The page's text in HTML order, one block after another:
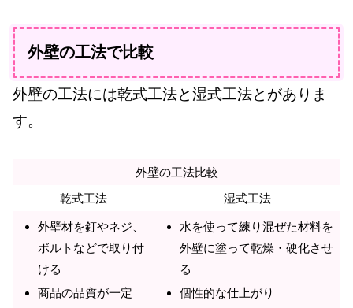
外壁の工法で比較
外壁の工法には乾式工法と湿式工法とがありま
す。
外壁の工法比較
乾式工法
湿式工法
外壁材を釘やネジ、
ボルトなどで取り付
ける
商品の品質が一定
水を使って練り混ぜた材料を
外壁に塗って乾燥・硬化させ
る
個性的な仕上がり